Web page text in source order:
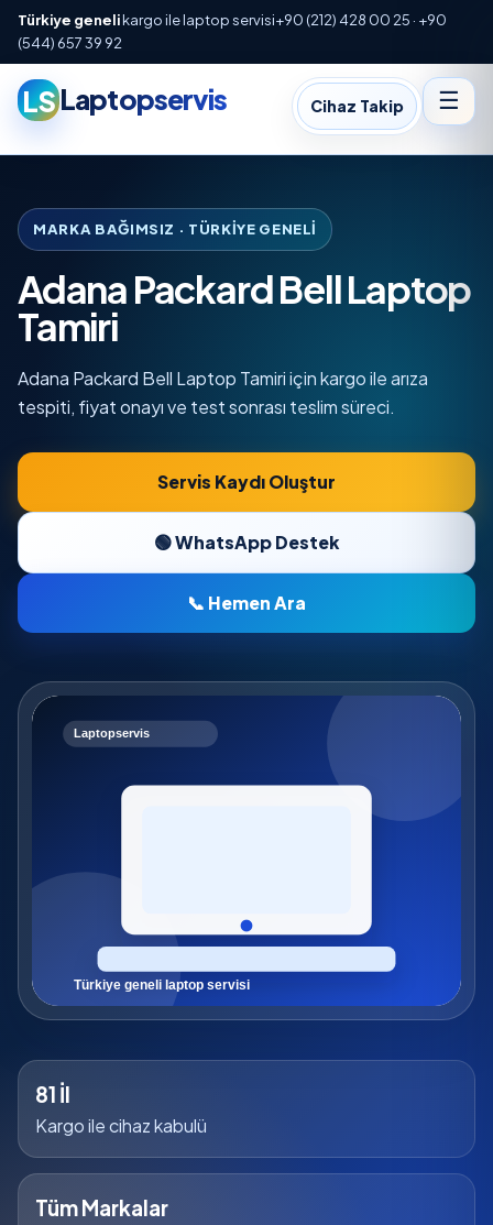
Türkiye genelikargo ile laptop servisi+90 (212) 428 00 25 · +90
(544) 657 39 92
LSLaptopservis Cihaz Takip ☰
MARKA BAĞIMSIZ · TÜRKIYE GENELI
Adana Packard Bell Laptop
Tamiri
Adana Packard Bell Laptop Tamiri için kargo ile arıza
tespiti, fiyat onayı ve test sonrası teslim süreci.
Servis Kaydı Oluştur
🟢 WhatsApp Destek
📞 Hemen Ara
81 İl
Kargo ile cihaz kabulü
Tüm Markalar